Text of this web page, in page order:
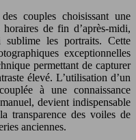
couples choisissant une
de fin d’après-midi,
sublime les portraits. Cette
exceptionnelles
permettant de capturer
élevé. L’utilisation d’un
à une connaissance
devient indispensable
transparence des voiles de
anciennes.